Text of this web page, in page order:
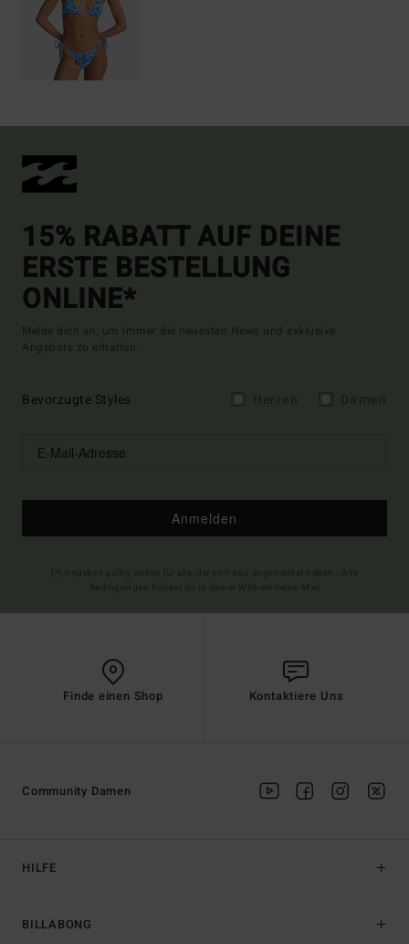
15% RABATT AUF DEINE
ERSTE BESTELLUNG
ONLINE*
Melde dich an, um immer die neuesten News und exklusive
Angebote zu erhalten.
Bevorzugte Styles
Anmelden
Finde einen Shop Kontaktiere Uns
HILFE
BILLABONG
Community Damen